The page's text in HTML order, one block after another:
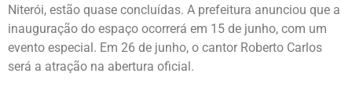
Niterói, estão quase concluídas. A prefeitura anunciou que a
inauguração do espaço ocorrerá em 15 de junho, com um
evento especial. Em 26 de junho, o cantor Roberto Carlos
será a atração na abertura oficial.